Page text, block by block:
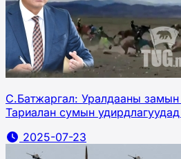
С.Батжаргал: Уралдааны замын
Тариалан сумын
2025-07-23